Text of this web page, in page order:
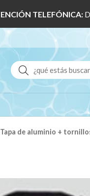
TELEFÓNICA:
Buscar
Tapa de aluminio +